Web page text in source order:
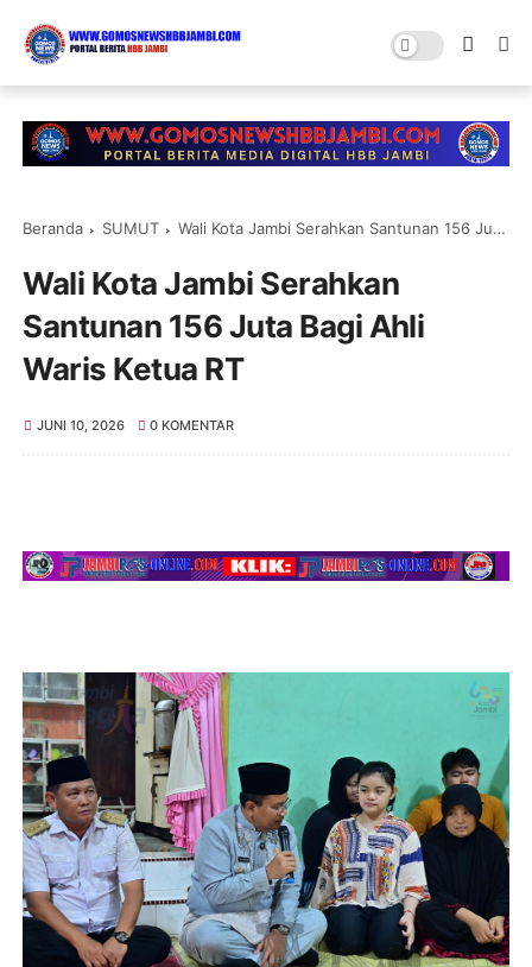
Beranda SUMUT Wali Kota Jambi Serahkan Santunan 156 Juta Bagi Ahli Waris Ketua RT
Wali Kota Jambi Serahkan
Santunan 156 Juta Bagi Ahli
Waris Ketua RT
JUNI 10, 2026 0 KOMENTAR